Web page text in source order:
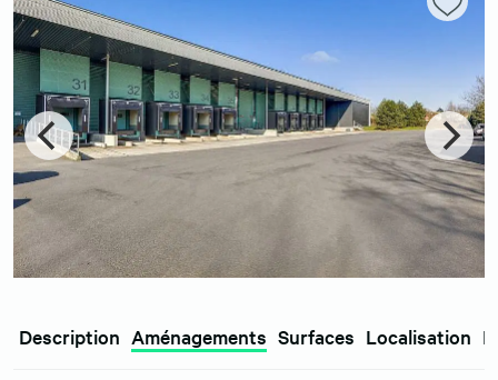
Description Aménagements Surfaces Localisation